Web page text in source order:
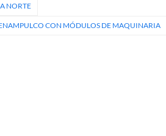
NORTE
CON MÓDULOS DE MAQUINARIA